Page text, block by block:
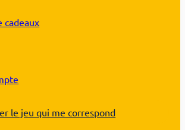
cadeaux
le jeu qui me correspond